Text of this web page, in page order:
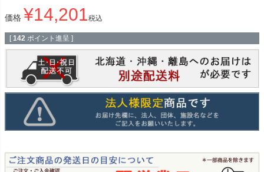
価格 ¥14,201税込
[ 142 ポイント進呈 ]